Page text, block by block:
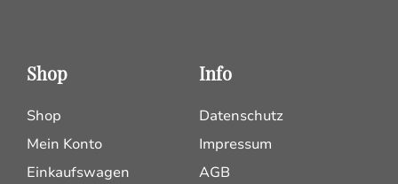
Shop
Shop
Mein Konto
Einkaufswagen
Info
Datenschutz
Impressum
AGB